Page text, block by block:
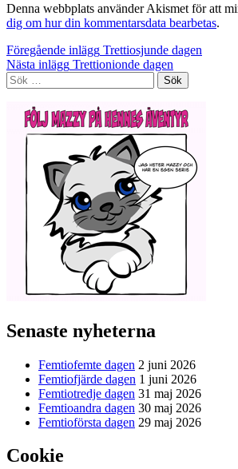
Denna webbplats använder Akismet för att
dig om hur din kommentarsdata bearbetas.
Inläggsnavigering
Föregående inlägg Trettiosjunde dagen
Nästa inlägg Trettionionde dagen
Sök
efter:
Senaste nyheterna
Femtiofemte dagen 2 juni 2026
Femtiofjärde dagen 1 juni 2026
Femtiotredje dagen 31 maj 2026
Femtioandra dagen 30 maj 2026
Femtioförsta dagen 29 maj 2026
Cookie